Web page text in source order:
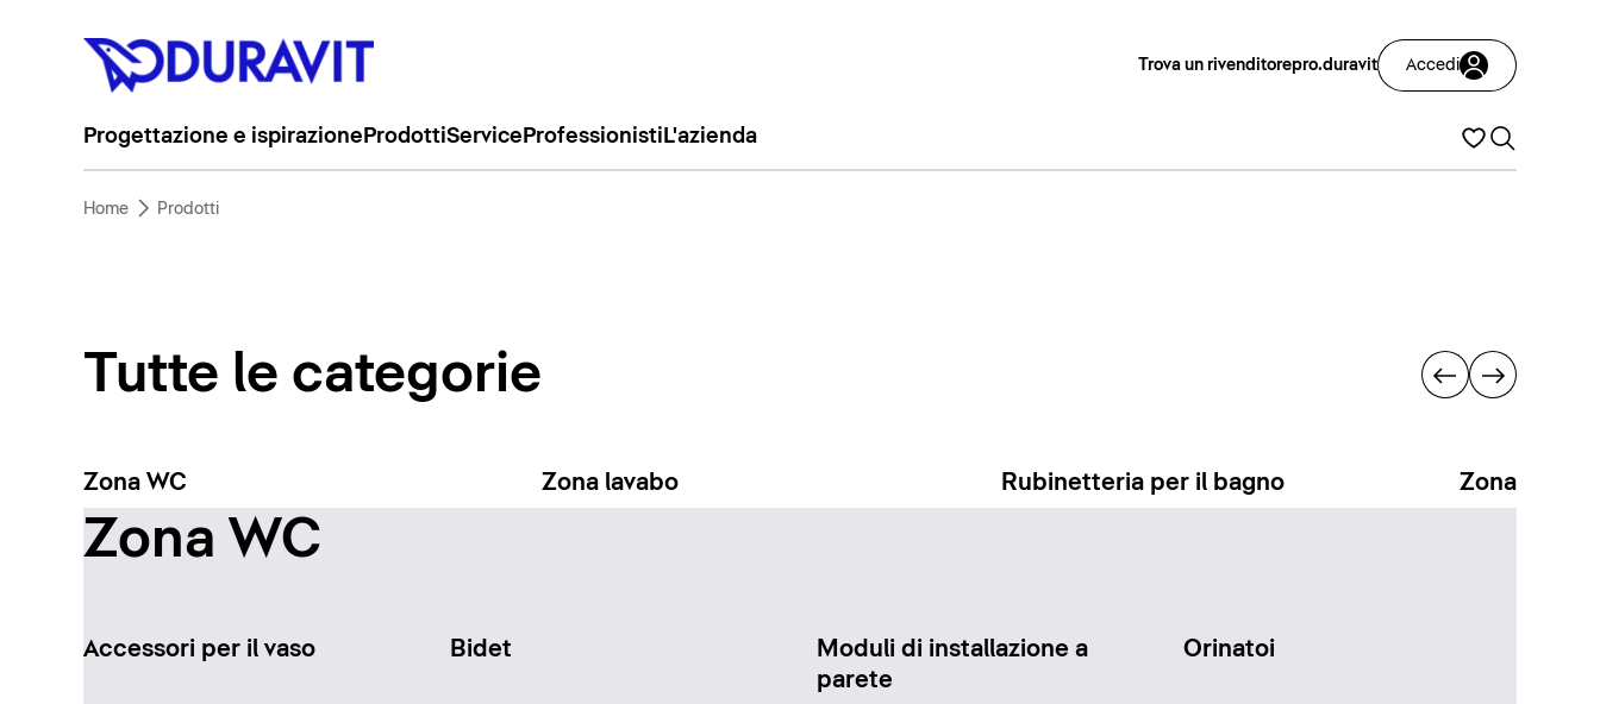
Trova un rivenditorepro.duravit Accedi
Progettazione e ispirazione ProdottiService Professionisti L'azienda
Home Prodotti
Tutte le categorie
Zona WC Zona lavabo Rubinetteria per il bagno Zona doccia
Zona WC
Accessori per il vaso Bidet
Moduli di installazione a
parete
Orinatoi